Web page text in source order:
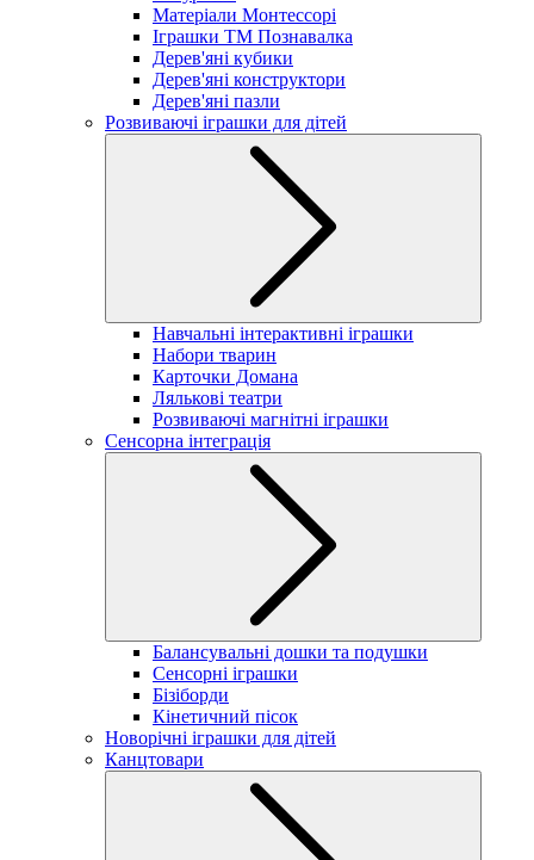
Матеріали Монтессорі
Іграшки ТМ Познавалка
Дерев'яні кубики
Дерев'яні конструктори
Дерев'яні пазли
Розвиваючі іграшки для дітей
Навчальні інтерактивні іграшки
Набори тварин
Карточки Домана
Лялькові театри
Розвиваючі магнітні іграшки
Сенсорна інтеграція
Балансувальні дошки та подушки
Сенсорні іграшки
Бізіборди
Кінетичний пісок
Новорічні іграшки для дітей
Канцтовари